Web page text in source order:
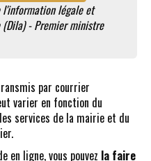
l'information légale et
- Premier ministre
par courrier
varier en fonction du
services de la mairie et du
en ligne, vous pouvez la faire